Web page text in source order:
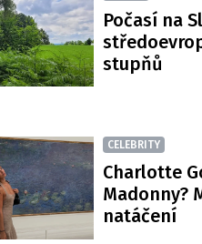
Počasí na
stupňů
CELEBRITY
Charlotte
Madonny?
natáčení